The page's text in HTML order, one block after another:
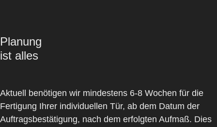
Planung
ist alles
Aktuell benötigen wir mindestens 6-8 Wochen für die
Fertigung Ihrer individuellen Tür, ab dem Datum der
Auftragsbestätigung, nach dem erfolgten Aufmaß. Dies